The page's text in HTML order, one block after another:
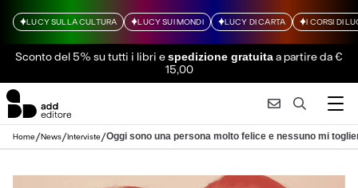
LUCY SULLA CULTURA LUCY SUI MONDI LUCY DI CARTA I CORSI DI
Sconto del 5% su tutti i libri espedizione gratuitaa partire da €
15,00
Home/News/Interviste/Oggi sono una persona molto felice e nessuno mi